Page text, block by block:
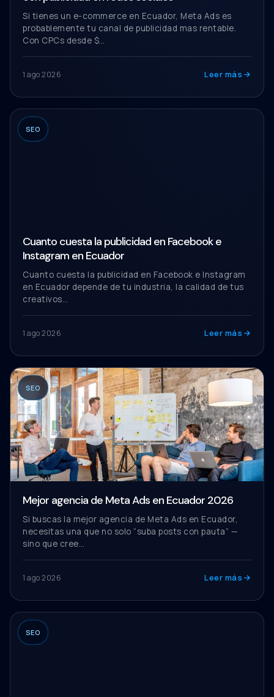
Si tienes un e-commerce en Ecuador, Meta Ads es
probablemente tu canal de publicidad mas rentable.
Con CPCs desde $…
1 ago 2026 Leer más
SEO
Cuanto cuesta la publicidad en Facebook e
Instagram en Ecuador
Cuanto cuesta la publicidad en Facebook e Instagram
en Ecuador depende de tu industria, la calidad de tus
creativos…
1 ago 2026 Leer más
SEO
Mejor agencia de Meta Ads en Ecuador 2026
Si buscas la mejor agencia de Meta Ads en Ecuador,
necesitas una que no solo “suba posts con pauta” —
sino que cree…
1 ago 2026 Leer más
SEO